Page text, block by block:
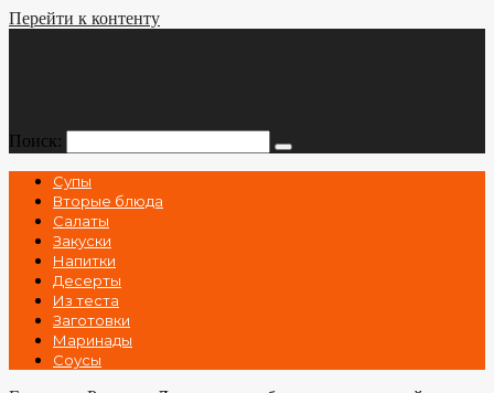
Перейти к контенту
Поиск:
Супы
Вторые блюда
Салаты
Закуски
Напитки
Десерты
Из теста
Заготовки
Маринады
Соусы